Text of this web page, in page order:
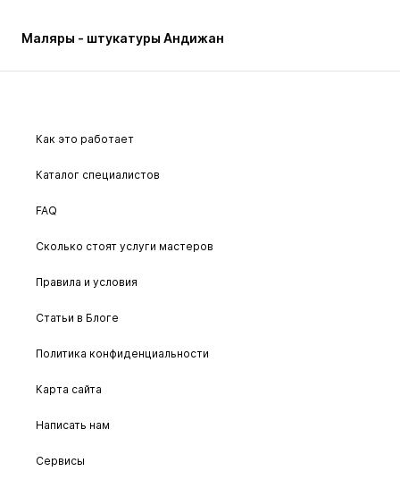
Маляры - штукатуры Андижан
Как это работает
Каталог специалистов
FAQ
Сколько стоят услуги мастеров
Правила и условия
Статьи в Блоге
Политика конфиденциальности
Карта сайта
Написать нам
Сервисы